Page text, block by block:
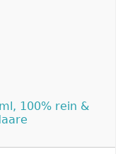
100% rein &